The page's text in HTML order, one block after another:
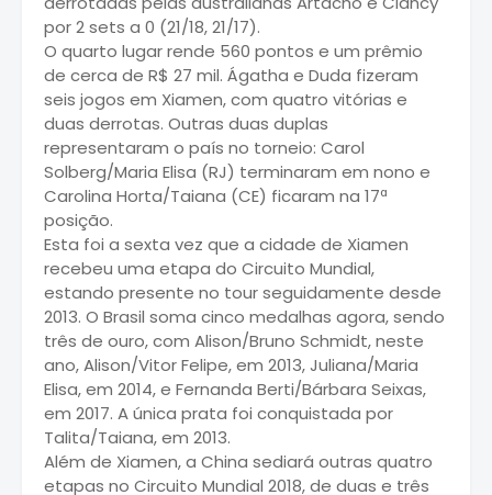
por 2 sets a 0 (21/18, 21/17).
O quarto lugar rende 560 pontos e um prêmio
de cerca de R$ 27 mil. Ágatha e Duda fizeram
seis jogos em Xiamen, com quatro vitórias e
duas derrotas. Outras duas duplas
representaram o país no torneio: Carol
Solberg/Maria Elisa (RJ) terminaram em nono e
Carolina Horta/Taiana (CE) ficaram na 17ª
posição.
Esta foi a sexta vez que a cidade de Xiamen
recebeu uma etapa do Circuito Mundial,
estando presente no tour seguidamente desde
2013. O Brasil soma cinco medalhas agora, sendo
três de ouro, com Alison/Bruno Schmidt, neste
ano, Alison/Vitor Felipe, em 2013, Juliana/Maria
Elisa, em 2014, e Fernanda Berti/Bárbara Seixas,
em 2017. A única prata foi conquistada por
Talita/Taiana, em 2013.
Além de Xiamen, a China sediará outras quatro
etapas no Circuito Mundial 2018, de duas e três